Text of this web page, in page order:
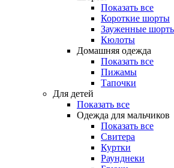
Показать все
Короткие шорты
Зауженные
Кюлоты
Домашняя одежда
Показать все
Пижамы
Тапочки
Для детей
Показать все
Одежда для мальчиков
Показать все
Свитера
Куртки
Раунднеки